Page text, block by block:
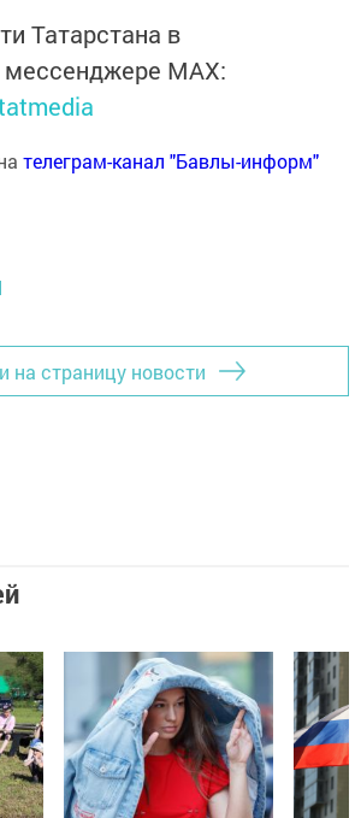
Татарстана в
MАХ:
телеграм-канал "Бавлы-информ"
на страницу новости